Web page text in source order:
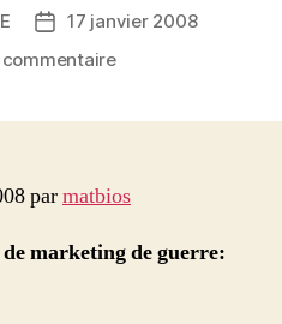
Date17 janvier 2008
sur
marketing
guerre
parmatbios
marketing de guerre: